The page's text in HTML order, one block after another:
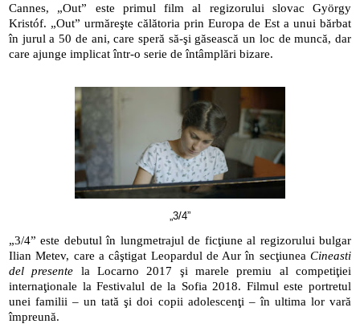
Cannes, „Out” este primul film al regizorului slovac György
Kristóf. „Out” urmăreşte călătoria prin Europa de Est a unui bărbat
în jurul a 50 de ani, care speră să-şi găsească un loc de muncă, dar
care ajunge implicat într-o serie de întâmplări bizare.
„3/4”
„3/4” este debutul în lungmetrajul de ficţiune al regizorului bulgar
Ilian Metev, care a câştigat Leopardul de Aur în secţiunea Cineasti
del presente la Locarno 2017 şi marele premiu al competiţiei
internaţionale la Festivalul de la Sofia 2018. Filmul este portretul
unei familii – un tată şi doi copii adolescenţi – în ultima lor vară
împreună.